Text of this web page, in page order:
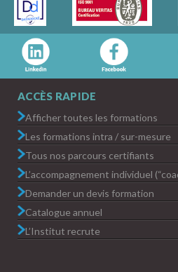
CONSEILS MICRO-COACHING
PODCAST
WEBINAIRES
ACCÈS RAPIDE
Afficher toutes les formations
Les formations intra / sur-mesure
Tous nos parcours certifiants
L’accompagnement individuel
Demander un devis formation
Catalogue annuel
L’Institut recrute